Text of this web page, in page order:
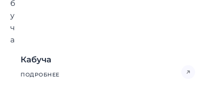
Кабуча
ПОДРОБНЕЕ